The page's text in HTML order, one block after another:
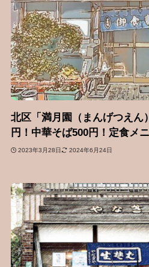
北区「満月園（まんげつえん
円！中華そば500円！定食メ
2023年3月28日 2024年6月24日